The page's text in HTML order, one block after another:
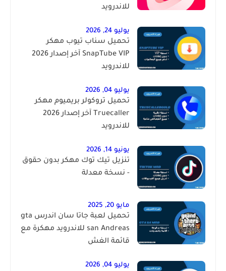
للاندرويد
يوليو 24, 2026
تحميل سناب تيوب مهكر
SnapTube VIP آخر إصدار 2026
للاندرويد
يوليو 04, 2026
تحميل تروكولر بريميوم مهكر
Truecaller آخر إصدار 2026
للاندرويد
يونيو 14, 2026
تنزيل تيك توك مهكر بدون حقوق
- نسخة معدلة
مايو 20, 2025
تحميل لعبة جاتا سان اندرس gta
san Andreas للاندرويد مهكرة مع
قائمة الغش
يوليو 04, 2026